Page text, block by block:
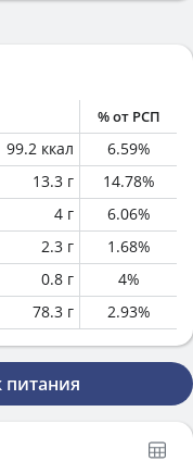
% от РСП
99.2 ккал 6.59%
13.3 г 14.78%
4 г 6.06%
2.3 г 1.68%
0.8 г 4%
78.3 г 2.93%